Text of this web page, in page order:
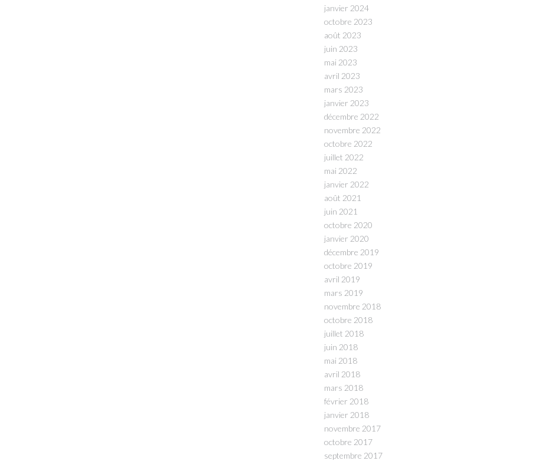
janvier 2024
octobre 2023
août 2023
juin 2023
mai 2023
avril 2023
mars 2023
janvier 2023
décembre 2022
novembre 2022
octobre 2022
juillet 2022
mai 2022
janvier 2022
août 2021
juin 2021
octobre 2020
janvier 2020
décembre 2019
octobre 2019
avril 2019
mars 2019
novembre 2018
octobre 2018
juillet 2018
juin 2018
mai 2018
avril 2018
mars 2018
février 2018
janvier 2018
novembre 2017
octobre 2017
septembre 2017